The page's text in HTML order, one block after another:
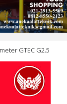
GTEC G2.5